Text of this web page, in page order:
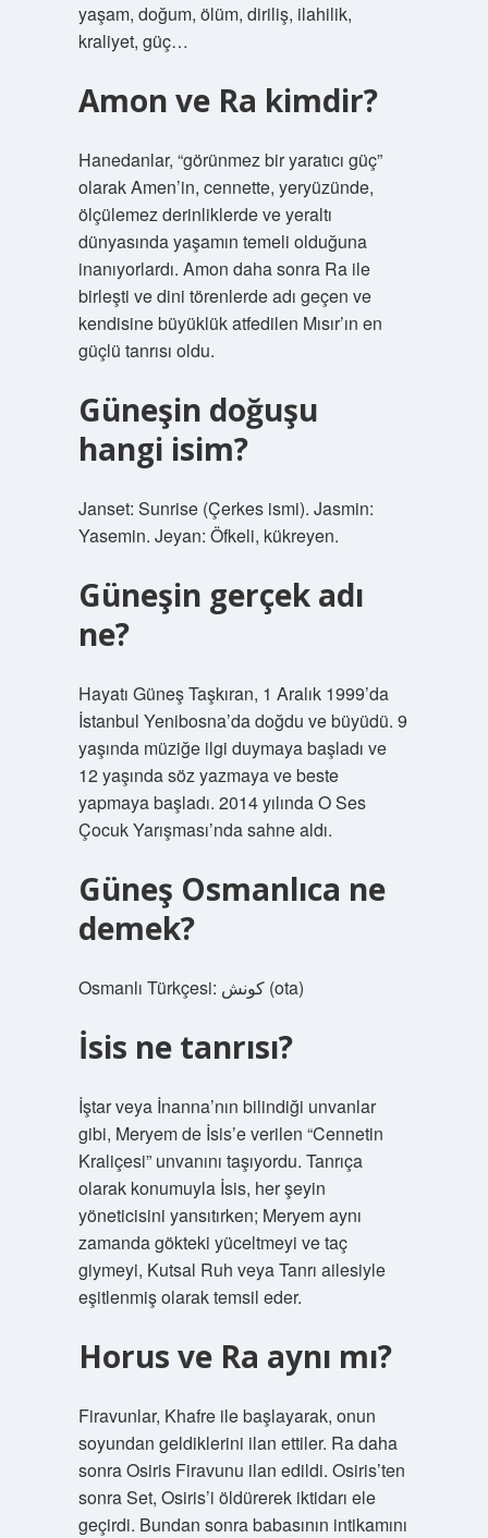
yaşam, doğum, ölüm, diriliş, ilahilik,
kraliyet, güç…
Amon ve Ra kimdir?
Hanedanlar, “görünmez bir yaratıcı güç”
olarak Amen’in, cennette, yeryüzünde,
ölçülemez derinliklerde ve yeraltı
dünyasında yaşamın temeli olduğuna
inanıyorlardı. Amon daha sonra Ra ile
birleşti ve dini törenlerde adı geçen ve
kendisine büyüklük atfedilen Mısır’ın en
güçlü tanrısı oldu.
Güneşin doğuşu
hangi isim?
Janset: Sunrise (Çerkes ismi). Jasmin:
Yasemin. Jeyan: Öfkeli, kükreyen.
Güneşin gerçek adı
ne?
Hayatı Güneş Taşkıran, 1 Aralık 1999’da
İstanbul Yenibosna’da doğdu ve büyüdü. 9
yaşında müziğe ilgi duymaya başladı ve
12 yaşında söz yazmaya ve beste
yapmaya başladı. 2014 yılında O Ses
Çocuk Yarışması’nda sahne aldı.
Güneş Osmanlıca ne
demek?
Osmanlı Türkçesi: كونش‎ (ota)
İsis ne tanrısı?
İştar veya İnanna’nın bilindiği unvanlar
gibi, Meryem de İsis’e verilen “Cennetin
Kraliçesi” unvanını taşıyordu. Tanrıça
olarak konumuyla İsis, her şeyin
yöneticisini yansıtırken; Meryem aynı
zamanda gökteki yüceltmeyi ve taç
giymeyi, Kutsal Ruh veya Tanrı ailesiyle
eşitlenmiş olarak temsil eder.
Horus ve Ra aynı mı?
Firavunlar, Khafre ile başlayarak, onun
soyundan geldiklerini ilan ettiler. Ra daha
sonra Osiris Firavunu ilan edildi. Osiris’ten
sonra Set, Osiris’i öldürerek iktidarı ele
geçirdi. Bundan sonra babasının intikamını